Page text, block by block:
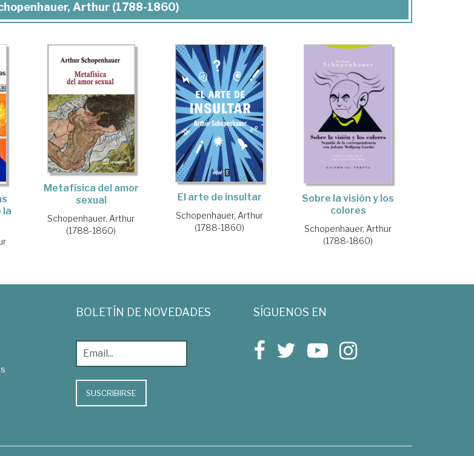
Arthur (1788-1860)
la
Metafísica del amor
sexual
Schopenhauer, Arthur
(1788-1860)
El arte de insultar
Schopenhauer, Arthur
(1788-1860)
Sobre la visión y los
colores
Schopenhauer, Arthur
(1788-1860)
BOLETÍN DE NOVEDADES
SUSCRIBIRSE
SÍGUENOS EN